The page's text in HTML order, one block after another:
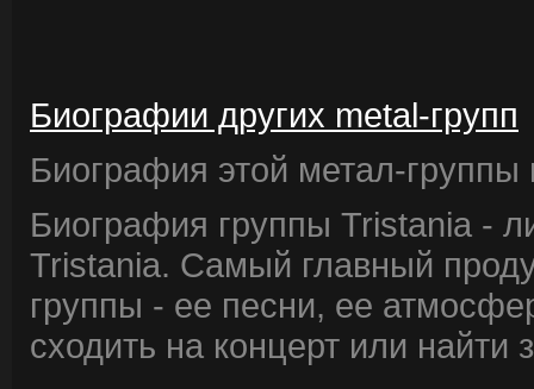
Биографии других metal-групп
Биография этой метал-группы
Биография группы Tristania -
Tristania. Самый главный
группы - ее песни, ее
сходить на концерт или найти